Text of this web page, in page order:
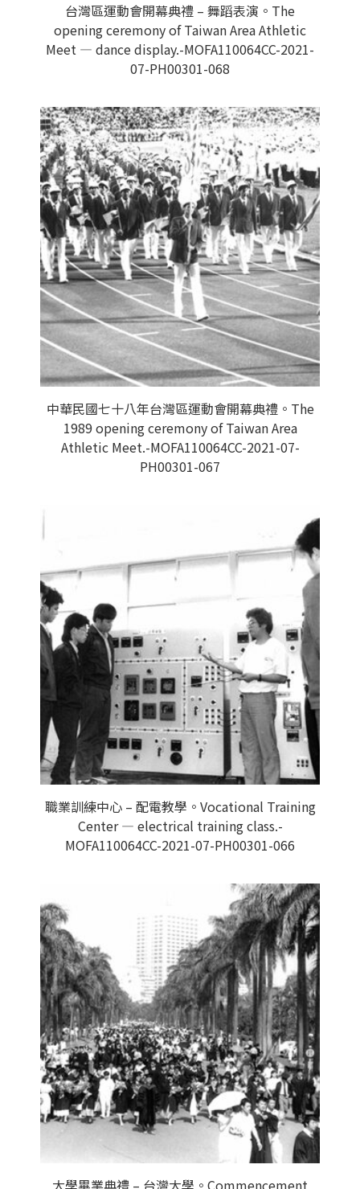
台灣區運動會開幕典禮 – 舞蹈表演。The
opening ceremony of Taiwan Area Athletic
Meet — dance display.-MOFA110064CC-2021-
07-PH00301-068
中華民國七十八年台灣區運動會開幕典禮。The
1989 opening ceremony of Taiwan Area
Athletic Meet.-MOFA110064CC-2021-07-
PH00301-067
職業訓練中心 – 配電教學。Vocational Training
Center — electrical training class.-
MOFA110064CC-2021-07-PH00301-066
大學畢業典禮 – 台灣大學。Commencement